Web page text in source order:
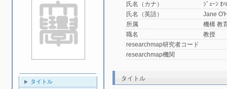
タイトル
氏名（カナ）
ｼﾞｪｰﾝ ｵ
氏名（英語）
Jane
所属
機構 教
職名
教授
researchmap研究者コード
researchmap機関
タイトル